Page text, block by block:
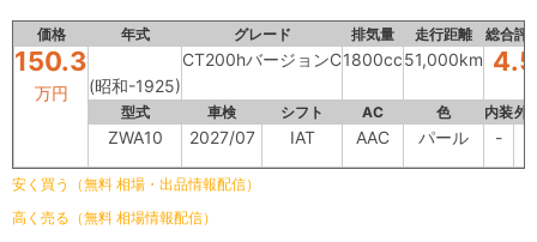
価格 年式 グレード 排気量 走行距離 総合評
150.3
万円 (昭和-1925)
CT200hバージョンC1800cc51,000km 4.5
型式 車検 シフト AC 色 内装外
ZWA10 2027/07 IAT AAC パール -
安く買う（無料 相場・出品情報配信）
高く売る（無料 相場情報配信）